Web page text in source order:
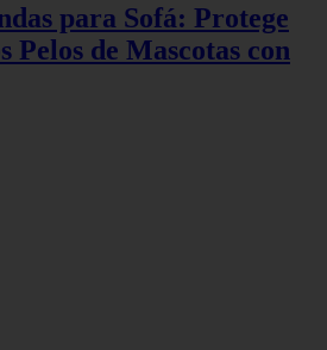
para Sofá: Protege
Pelos de Mascotas con